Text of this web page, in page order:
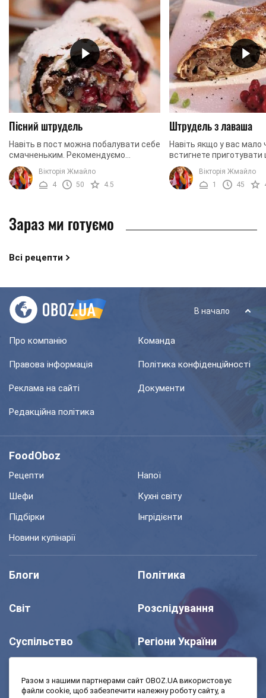
Пісний штрудель
Навіть в пост можна побалувати себе
смачненьким. Рекомендуємо
приготувати пісний штрудель на
нашу рецептом. Вам знадобитися
мінімум компонентів і ...
Вікторія Жмайло
4
50 4.5
Штрудель з лаваша
Навіть якщо у вас мало
встигнете
лаваша. Випічка
смачною, а головне
часу. ...
Вікторія Жмайло
1
45
Зараз ми готуємо
Всі рецепти
В начало
Про компанію Команда
Правова інформація Політика конфіденційності
Реклама на сайті Документи
Редакційна політика
FoodOboz
Рецепти
Напої
Шефи
Кухні світу
Підбірки
Інгрідієнти
Новини кулінарії
Блоги Політика
Світ Розслідування
Суспільство Регіони України
Шоу Спорт
Разом з нашими партнерами сайт OBOZ.UA використовує
файли cookie, щоб забезпечити належну роботу сайту, а